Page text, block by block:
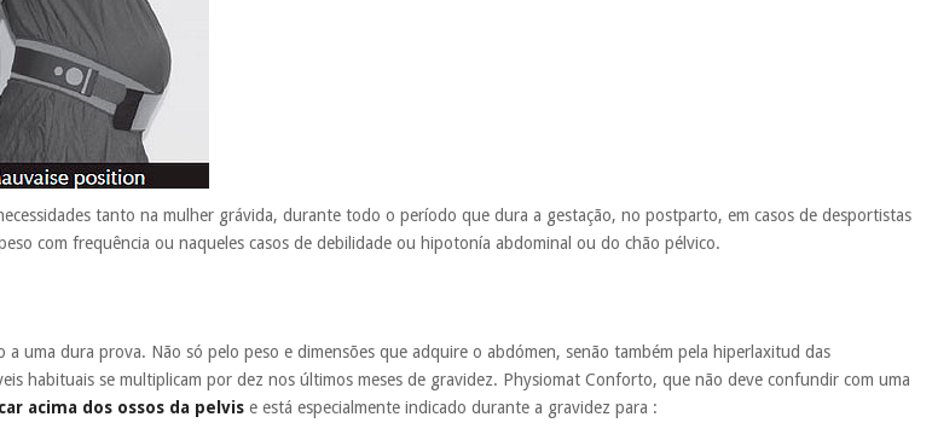
tanto na mulher grávida, durante todo o período que dura a gestação, no postparto, em casos de desportistas
com frequência ou naqueles casos de debilidade ou hipotonía abdominal ou do chão pélvico.
uma dura prova. Não só pelo peso e dimensões que adquire o abdómen, senão também pela hiperlaxitud das
habituais se multiplicam por dez nos últimos meses de gravidez. Physiomat Conforto, que não deve confundir com uma
acima dos ossos da pelvise está especialmente indicado durante a gravidez para :